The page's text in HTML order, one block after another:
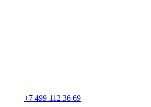
+7 499 112 36 69